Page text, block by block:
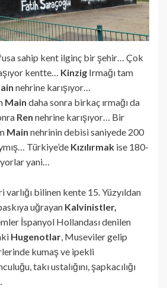
sahip kent ilginç bir şehir… Çok
kentte… Kinzig Irmağı tam
nehrine karışıyor…
Main daha sonra birkaç ırmağı da
Ren nehrine karışıyor… Bir
Main nehrinin debisi saniyede 200
Türkiye’de Kızılırmak ise 180-
yani…
varlığı bilinen kente 15. Yüzyıldan
uğrayan Kalvinistler,
İspanyol Hollandası denilen
Hugenotlar, Museviler gelip
kumaş ve ipekli
takı ustalığını, şapkacılığı